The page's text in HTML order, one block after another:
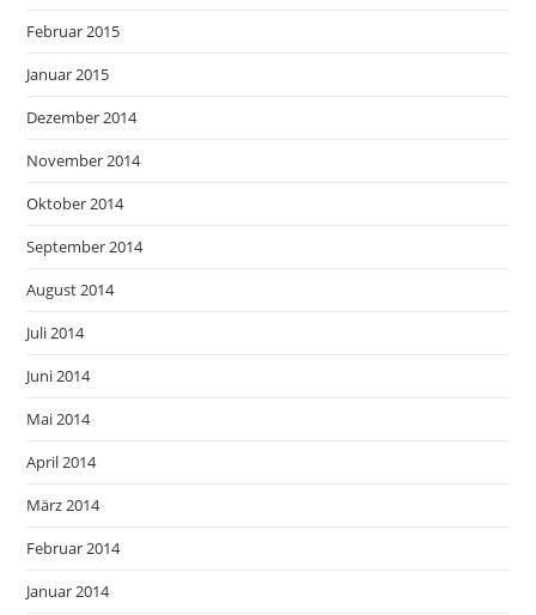
Februar 2015
Januar 2015
Dezember 2014
November 2014
Oktober 2014
September 2014
August 2014
Juli 2014
Juni 2014
Mai 2014
April 2014
März 2014
Februar 2014
Januar 2014